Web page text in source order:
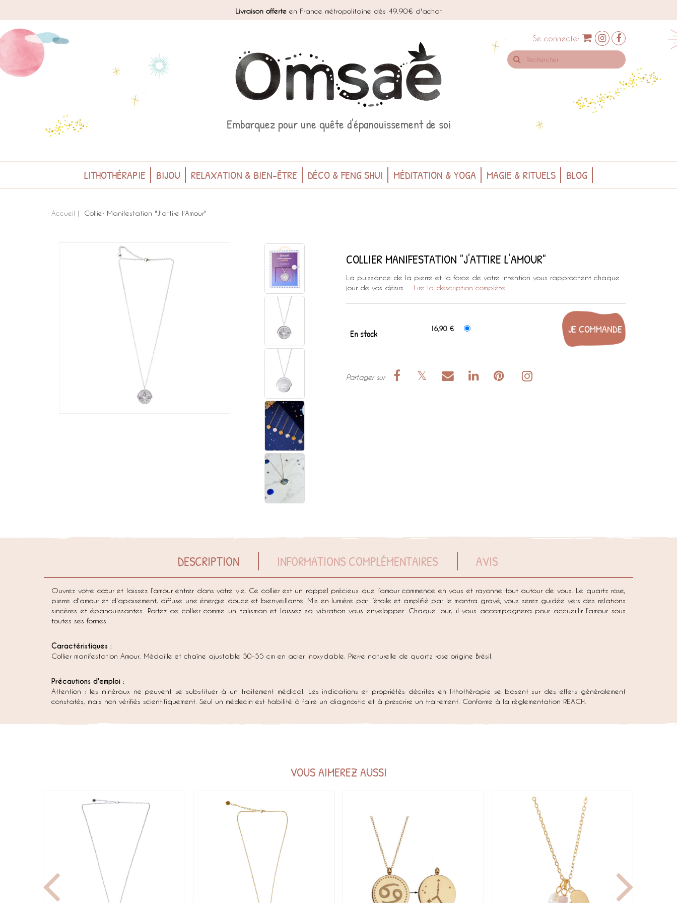
Livraison offerteen France métropolitaine dès 49,90€ d'achat
Embarquez pour une quête d'épanouissement de soi
Se connecter
sur
site
LITHOTHÉRAPIE BIJOU RELAXATION & BIEN-ÊTRE DÉCO & FENG SHUI MÉDITATION & YOGA MAGIE & RITUELS BLOG
Accueil Collier Manifestation "J'attire l'Amour"
COLLIER MANIFESTATION "J'ATTIRE L'AMOUR"
La puissance de la pierre et la force de votre intention vous rapprochent chaque
jour de vos désirs… Lire la description complète
En stock 16,90 €
DESCRIPTION INFORMATIONS COMPLÉMENTAIRES AVIS
Ouvrez votre cœur et laissez l’amour entrer dans votre vie. Ce collier est un rappel précieux que l’amour commence en vous et rayonne tout autour de vous. Le quartz rose,
pierre d'amour et d'apaisement, diffuse une énergie douce et bienveillante. Mis en lumière par l’étoile et amplifié par le mantra gravé, vous serez guidée vers des relations
sincères et épanouissantes. Portez ce collier comme un talisman et laissez sa vibration vous envelopper. Chaque jour, il vous accompagnera pour accueillir l’amour sous
toutes ses formes.
Caractéristiques :
Collier manifestation Amour. Médaille et chaîne ajustable 50-55 cm en acier inoxydable. Pierre naturelle de quartz rose origine Brésil.
Précautions d'emploi :
Attention : les minéraux ne peuvent se substituer à un traitement médical. Les indications et propriétés décrites en lithothérapie se basent sur des effets généralement
constatés, mais non vérifiés scientifiquement. Seul un médecin est habilité à faire un diagnostic et à prescrire un traitement. Conforme à la réglementation REACH.
VOUS AIMEREZ AUSSI